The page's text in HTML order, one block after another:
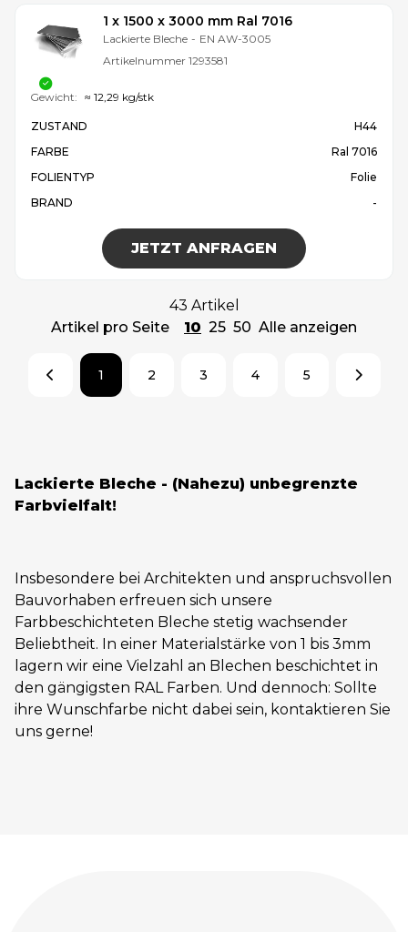
1 x 1500 x 3000 mm Ral 7016
Lackierte Bleche - EN AW-3005
Artikelnummer 1293581
ZUSTAND
H44
FARBE
Ral 7016
FOLIENTYP
Folie
BRAND
-
JETZT ANFRAGEN
Gewicht: ≈ 12,29 kg/stk
43 Artikel
Artikel pro Seite
10 25 50 Alle anzeigen
1 2 3 4 5
Lackierte Bleche - (Nahezu) unbegrenzte
Farbvielfalt!
Insbesondere bei Architekten und anspruchsvollen
Bauvorhaben erfreuen sich unsere
Farbbeschichteten Bleche stetig wachsender
Beliebtheit. In einer Materialstärke von 1 bis 3mm
lagern wir eine Vielzahl an Blechen beschichtet in
den gängigsten RAL Farben. Und dennoch: Sollte
ihre Wunschfarbe nicht dabei sein, kontaktieren Sie
uns gerne!